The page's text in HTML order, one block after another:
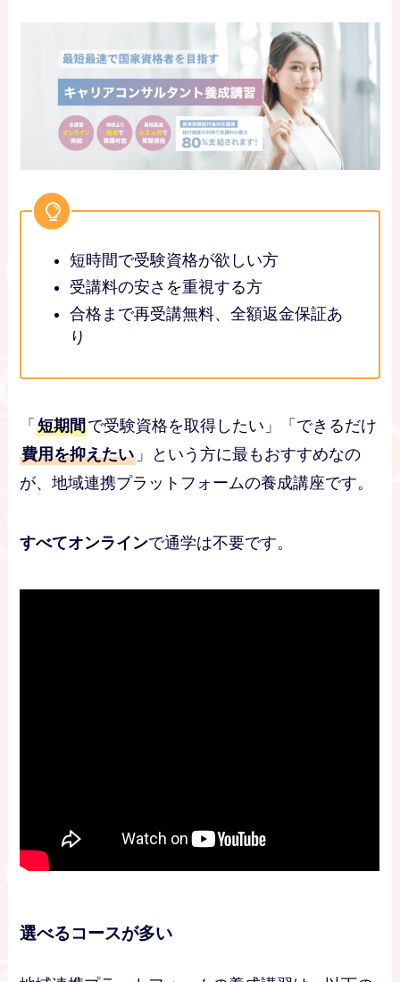
短時間で受験資格が欲しい方
受講料の安さを重視する方
合格まで再受講無料、全額返金保証あ
り
「短期間で受験資格を取得したい」「できるだけ
費用を抑えたい 」という方に最もおすすめなの
が、地域連携プラットフォームの養成講座です。
すべてオンラインで通学は不要です。
選べるコースが多い